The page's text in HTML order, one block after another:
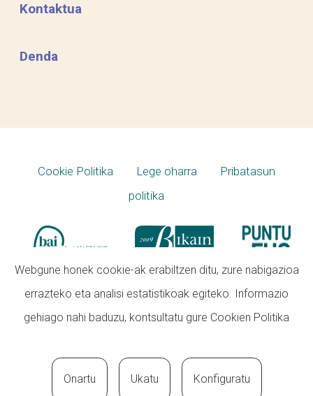
Kontaktua
Denda
Cookie Politika Lege oharra
Pribatasun
politika
Webgune honek cookie-ak erabiltzen ditu, zure nabigazioa
errazteko eta analisi estatistikoak egiteko. Informazio
gehiago nahi baduzu, kontsultatu gure Cookien Politika
Onartu Ukatu Konfiguratu